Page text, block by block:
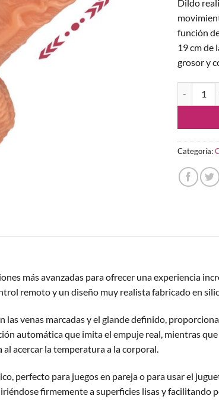
Dildo
función
19 cm de
grosor y
Categoría:
más avanzadas para ofrecer una experiencia
remoto y un diseño muy realista fabricado en
las venas marcadas y el glande definido,
automática que imita el empuje real, mientras
acercar la temperatura a la corporal.
perfecto para juegos en pareja o para usar el
firmemente a superficies lisas y facilitando